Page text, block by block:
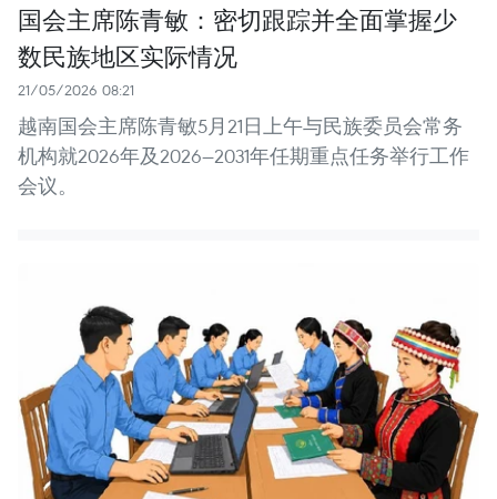
国会主席陈青敏：密切跟踪并全面掌握少
数民族地区实际情况
21/05/2026 08:21
越南国会主席陈青敏5月21日上午与民族委员会常务
机构就2026年及2026—2031年任期重点任务举行工作
会议。